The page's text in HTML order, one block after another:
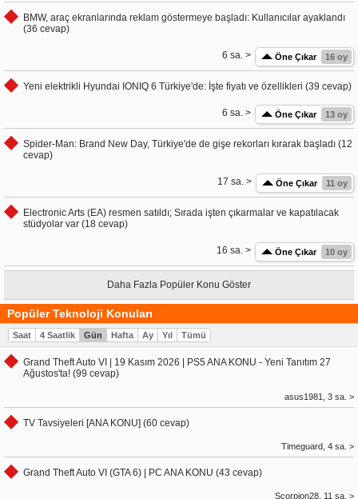
BMW, araç ekranlarında reklam göstermeye başladı: Kullanıcılar ayaklandı
(36 cevap)
Öne Çıkar 16 oy
6 sa. >
Yeni elektrikli Hyundai IONIQ 6 Türkiye'de: İşte fiyatı ve özellikleri (39 cevap)
Öne Çıkar 13 oy
6 sa. >
Spider-Man: Brand New Day, Türkiye'de de gişe rekorları kırarak başladı (12
cevap)
Öne Çıkar 11 oy
17 sa. >
Electronic Arts (EA) resmen satıldı; Sırada işten çıkarmalar ve kapatılacak
stüdyolar var (18 cevap)
Öne Çıkar 10 oy
16 sa. >
Daha Fazla Popüler Konu Göster
Popüler Teknoloji Konuları
Saat 4 Saatlik Gün Hafta Ay Yıl Tümü
Grand Theft Auto VI | 19 Kasım 2026 | PS5 ANA KONU - Yeni Tanıtım 27
Ağustos'ta! (99 cevap)
asus1981, 3 sa. >
TV Tavsiyeleri [ANA KONU] (60 cevap)
Timeguard, 4 sa. >
Grand Theft Auto VI (GTA 6) | PC ANA KONU (43 cevap)
Scorpion28, 11 sa. >